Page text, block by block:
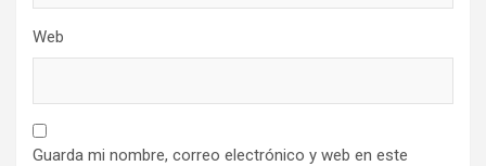
Web
Guarda mi nombre, correo electrónico y web en este